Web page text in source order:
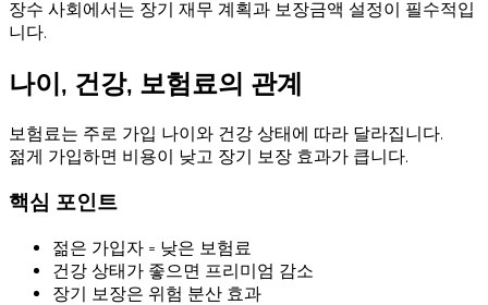
장수 사회에서는 장기 재무 계획과 보장금액 설정이 필수적입
니다.
나이, 건강, 보험료의 관계
보험료는 주로 가입 나이와 건강 상태에 따라 달라집니다.
젊게 가입하면 비용이 낮고 장기 보장 효과가 큽니다.
핵심 포인트
젊은 가입자 = 낮은 보험료
건강 상태가 좋으면 프리미엄 감소
장기 보장은 위험 분산 효과